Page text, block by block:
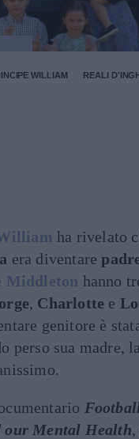
WILLIAM REALI
ha rivelato
era diventare
Middleton hanno
, Charlotte e
genitore è
perso sua madre, la
our Mental Health